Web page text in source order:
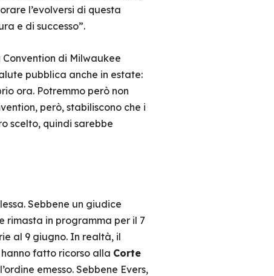
l’evolversi di questa
e di successo”.
di Milwaukee
pubblica anche in estate:
ora. Potremmo però non
però, stabiliscono che i
scelto, quindi sarebbe
Sebbene un giudice
rimasta in programma per il 7
al 9 giugno. In realtà, il
fatto ricorso alla Corte
emesso. Sebbene Evers,